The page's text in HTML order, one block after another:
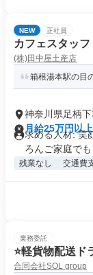
NEW 正社員
カフェスタッフ
(株)田中屋土産店
箱根湯本駅の目
神奈川県足柄
月給25万円以上
求める人材: 笑
ろんご家庭でも
残業なし 交通費
業務委託
⭐️軽貨物配送ド
合同会社SOL group